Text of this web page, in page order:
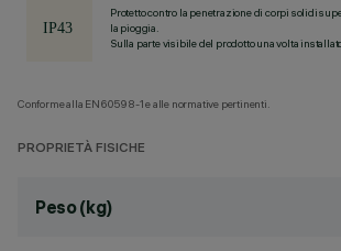
Protetto contro la penetrazione di corpi solidi
la pioggia.
Sulla parte visibile del prodotto una volta
Conforme alla EN60598-1 e alle normative pertinenti.
PROPRIETÀ FISICHE
Peso (kg)